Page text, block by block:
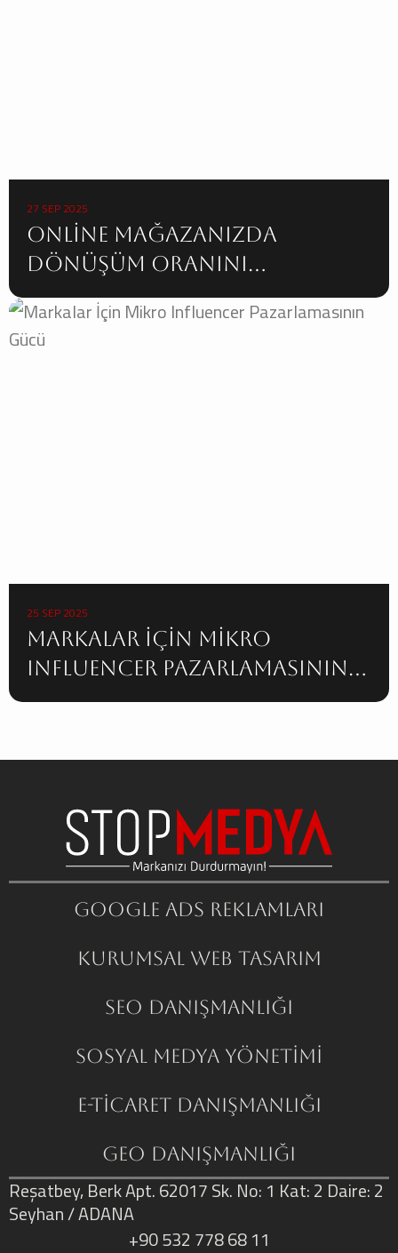
27 SEP 2025
Online Mağazanızda
Dönüşüm Oranını
Artırmanın 10 Yolu
25 SEP 2025
Markalar İçin Mikro
Influencer Pazarlamasının
Gücü
Google ADS Reklamları
Kurumsal Web Tasarım
SEO Danışmanlığı
Sosyal Medya Yönetimi
E-Ticaret Danışmanlığı
GEO Danışmanlığı
Reşatbey, Berk Apt. 62017 Sk. No: 1 Kat: 2 Daire: 2
Seyhan / ADANA
+90 532 778 68 11